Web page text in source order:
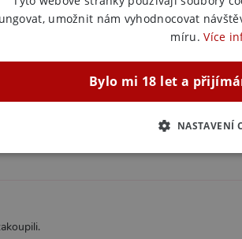
umožnit nám vyhodnocovat
míru. Více
Bylo mi 18 let a
NASTAVENÍ
NEZBYTNĚ NUTNÉ ANALYTICKÉ